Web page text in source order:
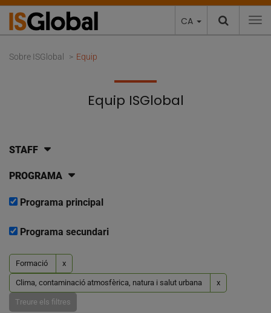
CA
Sobre ISGlobal Equip
Equip ISGlobal
STAFF
PROGRAMA
Programa principal
Programa secundari
Formació x
Clima, contaminació atmosfèrica, natura i salut urbana x
Treure els filtres